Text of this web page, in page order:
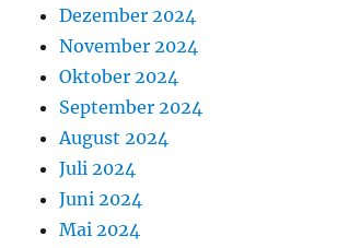
Dezember 2024
November 2024
Oktober 2024
September 2024
August 2024
Juli 2024
Juni 2024
Mai 2024